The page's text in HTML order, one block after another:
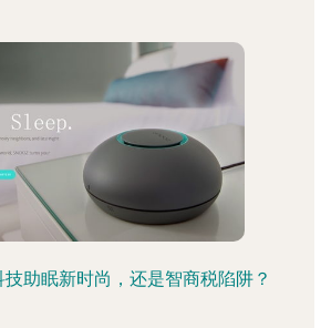
助眠新时尚，还是智商税陷阱？